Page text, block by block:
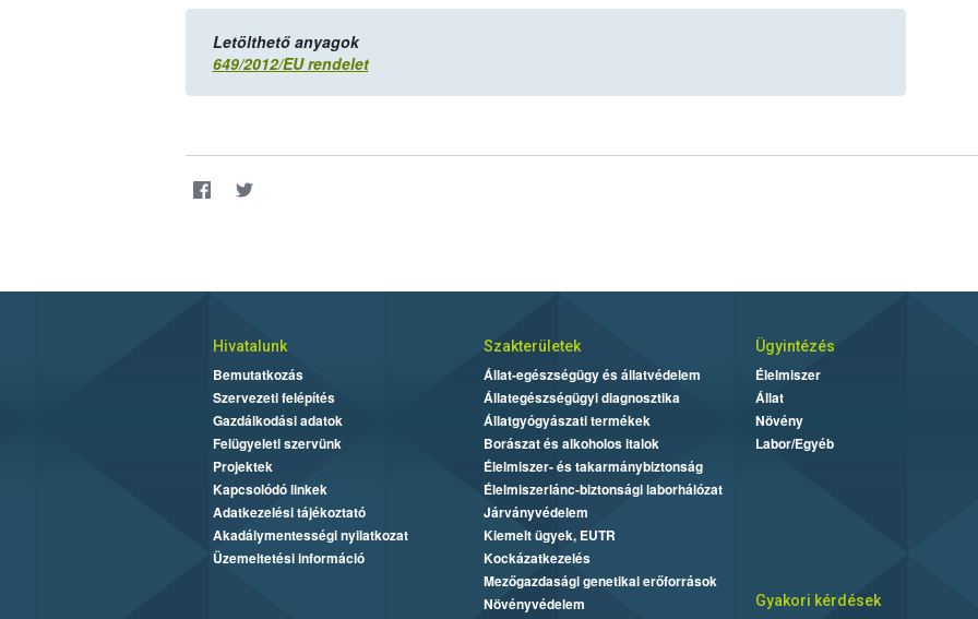
Letölthető anyagok
649/2012/EU rendelet
Hivatalunk
Bemutatkozás
Szervezeti felépítés
Gazdálkodási adatok
Felügyeleti szervünk
Projektek
Kapcsolódó linkek
Adatkezelési tájékoztató
Akadálymentességi nyilatkozat
Üzemeltetési információ
Szakterületek
Állat-egészségügy és állatvédelem
Állategészségügyi diagnosztika
Állatgyógyászati termékek
Borászat és alkoholos italok
Élelmiszer- és takarmánybiztonság
Élelmiszerlánc-biztonsági laborhálózat
Járványvédelem
Kiemelt ügyek, EUTR
Kockázatkezelés
Mezőgazdasági genetikai erőforrások
Növényvédelem
Ügyintézés
Élelmiszer
Állat
Növény
Labor/Egyéb
Gyakori kérdések